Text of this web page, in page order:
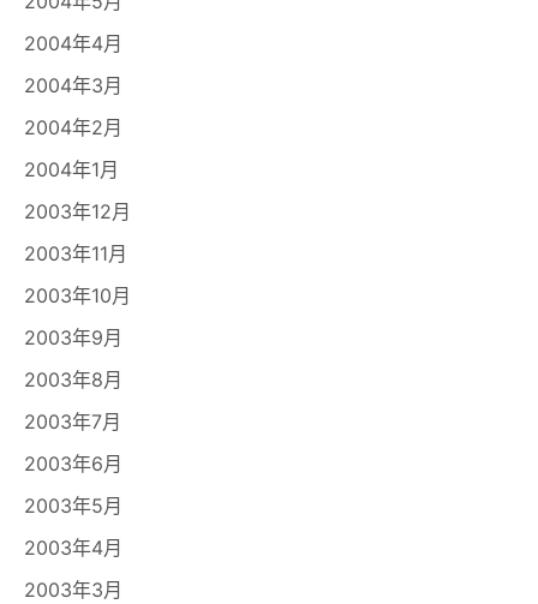
2004年4月
2004年3月
2004年2月
2004年1月
2003年12月
2003年11月
2003年10月
2003年9月
2003年8月
2003年7月
2003年6月
2003年5月
2003年4月
2003年3月